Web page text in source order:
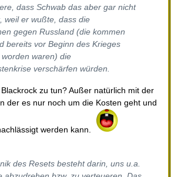
dass Schwab das aber gar nicht
weil er wußte, dass die
gegen Russland (die kommen
bereits vor Beginn des Krieges
waren) die
verschärfen würden.
zu tun? Außer natürlich mit der
der es nur noch um die Kosten geht und
werden kann.
des Resets besteht darin, uns u.a.